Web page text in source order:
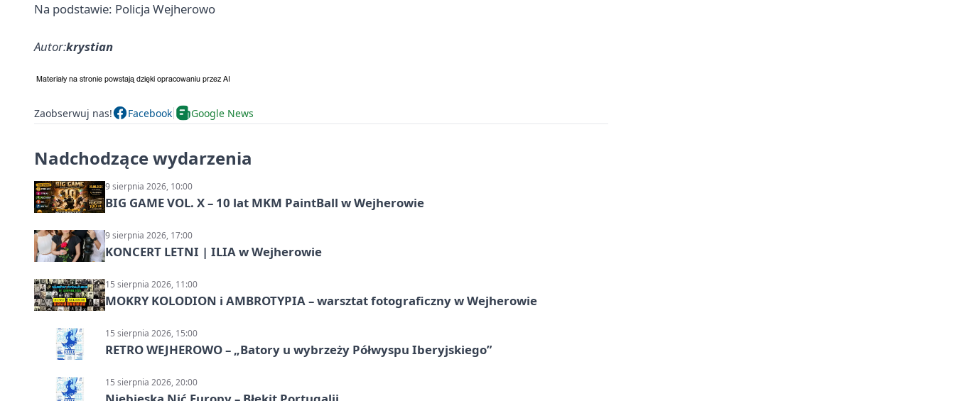
Na podstawie: Policja Wejherowo
Autor:krystian
Zaobserwuj nas! Facebook Google News
Nadchodzące wydarzenia
9 sierpnia 2026, 10:00
BIG GAME VOL. X – 10 lat MKM PaintBall w Wejherowie
9 sierpnia 2026, 17:00
KONCERT LETNI | ILIA w Wejherowie
15 sierpnia 2026, 11:00
MOKRY KOLODION i AMBROTYPIA – warsztat fotograficzny w Wejherowie
15 sierpnia 2026, 15:00
RETRO WEJHEROWO – „Batory u wybrzeży Półwyspu Iberyjskiego”
15 sierpnia 2026, 20:00